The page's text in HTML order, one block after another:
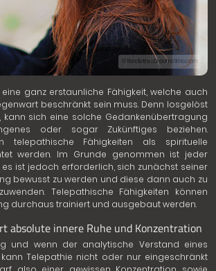
© Rsndetre | Dreamstime.com
ganz erstaunliche Fähigkeit, welche auch
beschränkt sein muss. Denn losgelöst
kann sich eine solche Gedankenübertragung
oder sogar Zukünftiges beziehen.
telepathische Fähigkeiten als spirituelle
werden. Im Grunde genommen ist jeder
es ist jedoch erforderlich, sich zunächst seiner
bewusst zu werden und diese dann auch zu
Telepathische Fähigkeiten können
durchaus trainiert und ausgebaut werden.
absolute innere Ruhe und Konzentration
und wenn der analytische Verstand eines
kann Telepathie nicht oder nur eingeschränkt